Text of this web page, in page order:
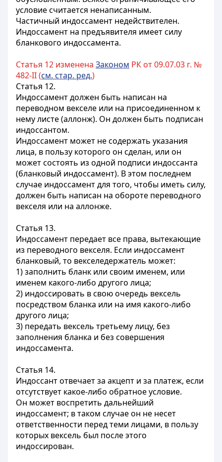
условие считается ненаписанным.
Частичный индоссамент недействителен.
Индоссамент на предъявителя имеет силу
бланкового индоссамента.
Статья 12 изменена Законом РК от 09.07.03 г. №
482-II (см. стар. ред.)
Статья 12.
Индоссамент должен быть написан на
переводном векселе или на присоединенном к
нему листе (аллонж). Он должен быть подписан
индоссантом.
Индоссамент может не содержать указания
лица, в пользу которого он сделан, или он
может состоять из одной подписи индоссанта
(бланковый индоссамент). В этом последнем
случае индоссамент для того, чтобы иметь силу,
должен быть написан на обороте переводного
векселя или на аллонже.
Статья 13.
Индоссамент передает все права, вытекающие
из переводного векселя. Если индоссамент
бланковый, то векселедержатель может:
1) заполнить бланк или своим именем, или
именем какого-либо другого лица;
2) индоссировать в свою очередь вексель
посредством бланка или на имя какого-либо
другого лица;
3) передать вексель третьему лицу, без
заполнения бланка и без совершения
индоссамента.
Статья 14.
Индоссант отвечает за акцепт и за платеж, если
отсутствует какое-либо обратное условие.
Он может воспретить дальнейший
индоссамент; в таком случае он не несет
ответственности перед теми лицами, в пользу
которых вексель был после этого
индоссирован.